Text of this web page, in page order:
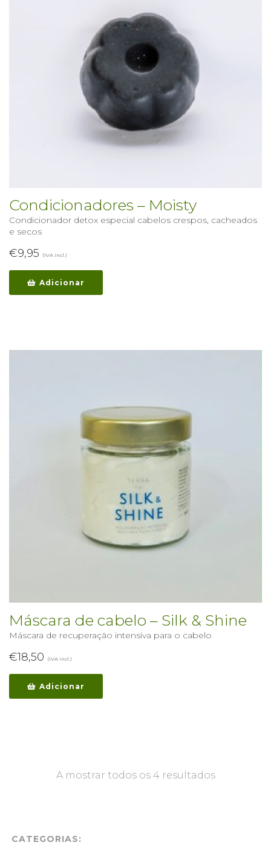
Condicionadores – Moisty
Condicionador detox especial cabelos crespos, cacheados
e secos
€9,95 (IVA incl.)
Adicionar
Máscara de cabelo – Silk & Shine
Máscara de recuperação intensiva para o cabelo
€18,50 (IVA incl.)
Adicionar
A mostrar todos os 4 resultados
CATEGORIAS: